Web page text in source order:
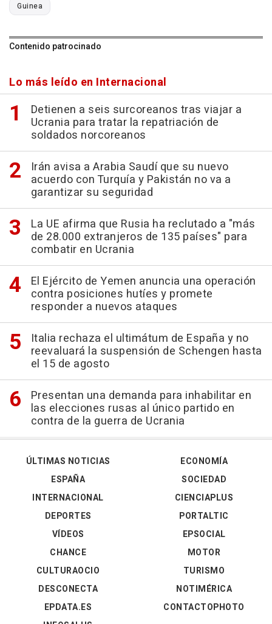
Guinea
Contenido patrocinado
Lo más leído en Internacional
Detienen a seis surcoreanos tras viajar a
Ucrania para tratar la repatriación de
soldados norcoreanos
Irán avisa a Arabia Saudí que su nuevo
acuerdo con Turquía y Pakistán no va a
garantizar su seguridad
La UE afirma que Rusia ha reclutado a "más
de 28.000 extranjeros de 135 países" para
combatir en Ucrania
El Ejército de Yemen anuncia una operación
contra posiciones hutíes y promete
responder a nuevos ataques
Italia rechaza el ultimátum de España y no
reevaluará la suspensión de Schengen hasta
el 15 de agosto
Presentan una demanda para inhabilitar en
las elecciones rusas al único partido en
contra de la guerra de Ucrania
ÚLTIMAS NOTICIAS
ESPAÑA
INTERNACIONAL
DEPORTES
VÍDEOS
ECONOMÍA
SOCIEDAD
CIENCIAPLUS
PORTALTIC
EPSOCIAL
CHANCE
CULTURAOCIO
DESCONECTA
EPDATA.ES
MOTOR
TURISMO
NOTIMÉRICA
CONTACTOPHOTO